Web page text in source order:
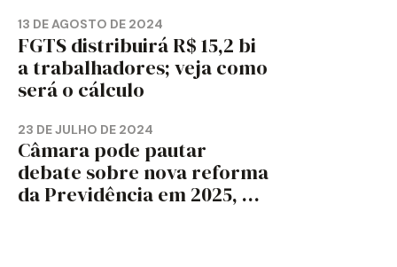
13 DE AGOSTO DE 2024
FGTS distribuirá R$ 15,2 bi
a trabalhadores; veja como
será o cálculo
23 DE JULHO DE 2024
Câmara pode pautar
debate sobre nova reforma
da Previdência em 2025, diz